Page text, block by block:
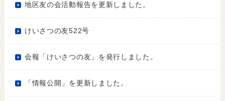
地区友の会活動報告を更新しました。
けいさつの友522号
会報「けいさつの友」を発行しました。
「情報公開」を更新しました。